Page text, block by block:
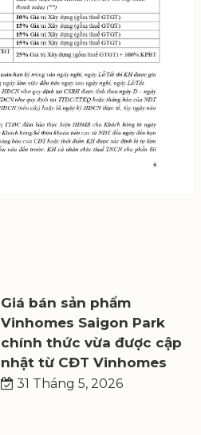
Giá bán sản phẩm
Vinhomes Saigon Park
chính thức vừa được cập
nhật từ CĐT Vinhomes
31 Tháng 5, 2026